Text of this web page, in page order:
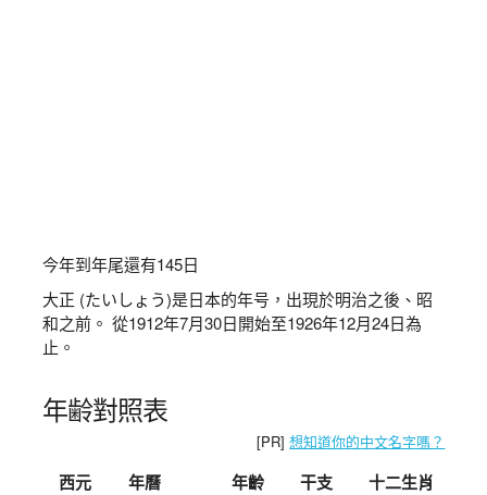
今年到年尾還有145日
大正 (たいしょう)是日本的年号，出現於明治之後、昭
和之前。 從1912年7月30日開始至1926年12月24日為
止。
年齢對照表
[PR]想知道你的中文名字嗎？
西元 年曆 年齡 干支 十二生肖